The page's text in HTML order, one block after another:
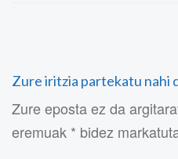
Zure iritzia partekatu nahi
Zure eposta ez da
eremuak * bidez